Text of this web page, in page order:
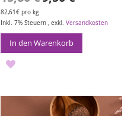
82,61€ pro kg
Inkl. 7% Steuern,exkl.Versandkosten
In den Warenkorb
HINZUFÜGEN